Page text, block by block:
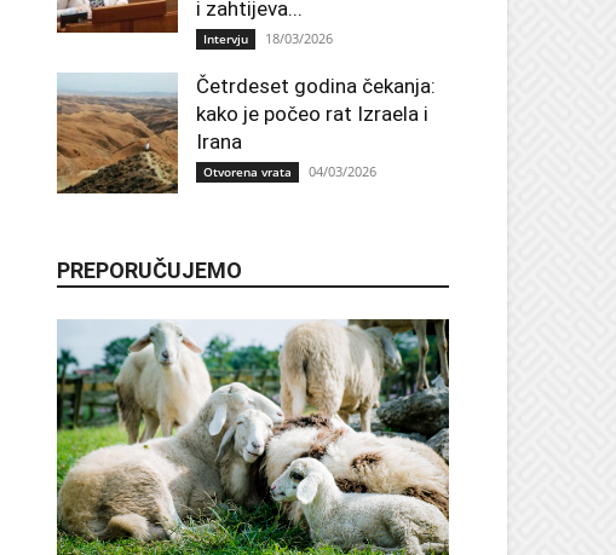
i zahtijeva...
Intervju 18/03/2026
Četrdeset godina čekanja:
kako je počeo rat Izraela i
Irana
Otvorena vrata 04/03/2026
PREPORUČUJEMO